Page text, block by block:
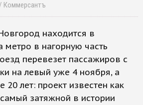
Коммерсантъ
находится в
метро в нагорную часть
перевезет пассажиров с
на левый уже 4 ноября, а
20 лет: проект известен как
затяжной в истории